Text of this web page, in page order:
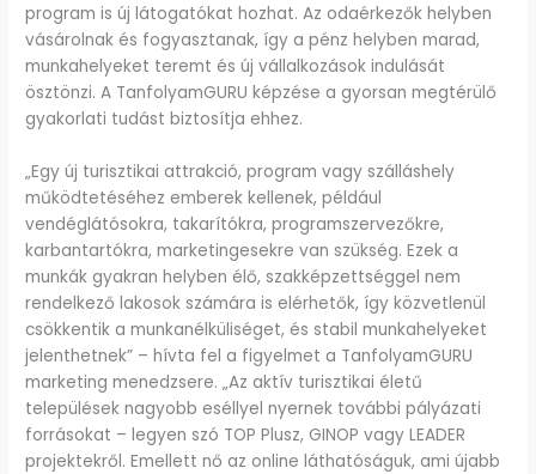
program is új látogatókat hozhat. Az odaérkezők helyben
vásárolnak és fogyasztanak, így a pénz helyben marad,
munkahelyeket teremt és új vállalkozások indulását
ösztönzi. A TanfolyamGURU képzése a gyorsan megtérülő
gyakorlati tudást biztosítja ehhez.
„Egy új turisztikai attrakció, program vagy szálláshely
működtetéséhez emberek kellenek, például
vendéglátósokra, takarítókra, programszervezőkre,
karbantartókra, marketingesekre van szükség. Ezek a
munkák gyakran helyben élő, szakképzettséggel nem
rendelkező lakosok számára is elérhetők, így közvetlenül
csökkentik a munkanélküliséget, és stabil munkahelyeket
jelenthetnek” – hívta fel a figyelmet a TanfolyamGURU
marketing menedzsere. „Az aktív turisztikai életű
települések nagyobb eséllyel nyernek további pályázati
forrásokat – legyen szó TOP Plusz, GINOP vagy LEADER
projektekről. Emellett nő az online láthatóságuk, ami újabb